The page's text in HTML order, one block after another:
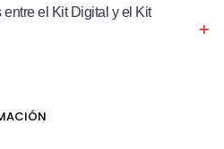
el Kit Digital y el Kit